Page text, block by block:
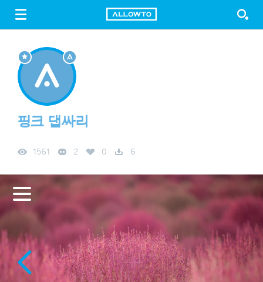
FREE DOWNLOAD
핑크 댑싸리
1561 2 0 6